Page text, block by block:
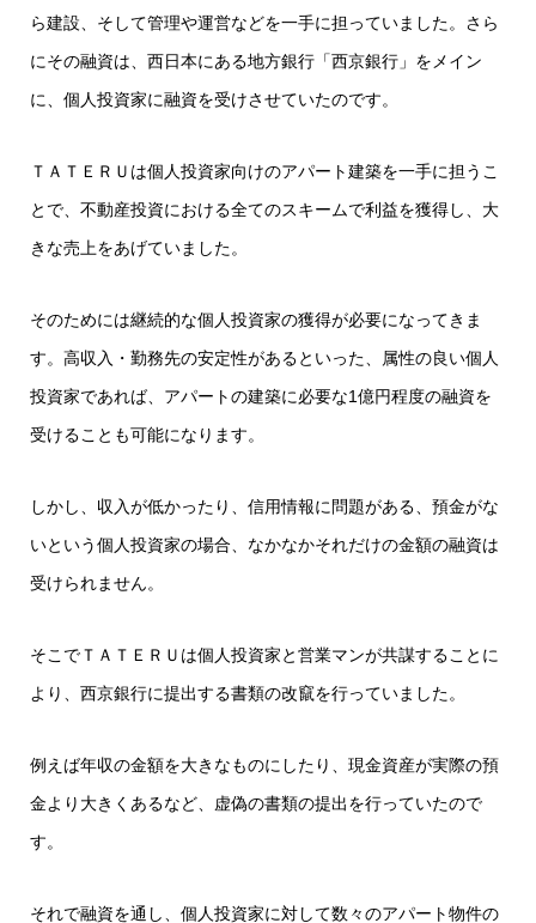
ら建設、そして管理や運営などを一手に担っていました。さら
にその融資は、西日本にある地方銀行「西京銀行」をメイン
に、個人投資家に融資を受けさせていたのです。
ＴＡＴＥＲＵは個人投資家向けのアパート建築を一手に担うこ
とで、不動産投資における全てのスキームで利益を獲得し、大
きな売上をあげていました。
そのためには継続的な個人投資家の獲得が必要になってきま
す。高収入・勤務先の安定性があるといった、属性の良い個人
投資家であれば、アパートの建築に必要な1億円程度の融資を
受けることも可能になります。
しかし、収入が低かったり、信用情報に問題がある、預金がな
いという個人投資家の場合、なかなかそれだけの金額の融資は
受けられません。
そこでＴＡＴＥＲＵは個人投資家と営業マンが共謀することに
より、西京銀行に提出する書類の改竄を行っていました。
例えば年収の金額を大きなものにしたり、現金資産が実際の預
金より大きくあるなど、虚偽の書類の提出を行っていたので
す。
それで融資を通し、個人投資家に対して数々のアパート物件の